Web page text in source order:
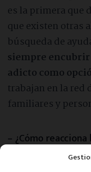
es la primera que
que existen otras
búsqueda de
siempre
adicto como
trabajan en la red
familiares y
– ¿Cómo
cocaína, u a otra
empieza a actuar